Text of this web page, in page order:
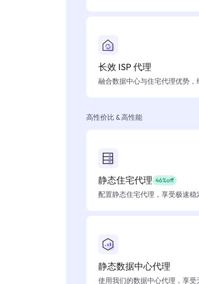
长效 ISP 代理
融合数据中心与住宅代理优势，
高性价比 & 高性能
静态住宅代理 46%off
配置静态住宅代理，享受极速稳
静态数据中心代理
使用我们的数据中心代理，享受